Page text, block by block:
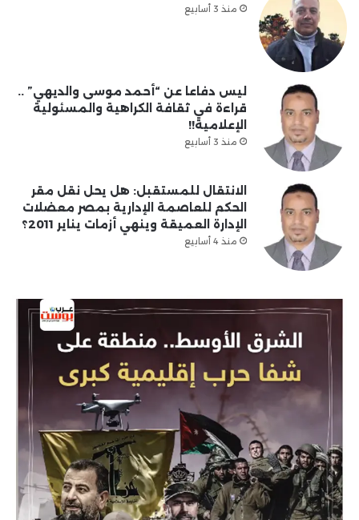
منذ 3 أسابيع
ليس دفاعا عن “أحمد موسى والديهي” ..
قراءة في ثقافة الكراهية والمسئولية
الإعلامية!!
منذ 3 أسابيع
الانتقال للمستقبل: هل يحل نقل مقر
الحكم للعاصمة الإدارية بمصر معضلات
الإدارة العميقة وينهي أزمات يناير 2011؟
منذ 4 أسابيع